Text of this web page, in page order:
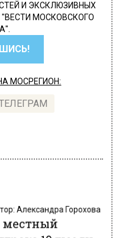
И ЭКСКЛЮЗИВНЫХ
МОСКОВСКОГО
МОСРЕГИОН:
10 тысяч